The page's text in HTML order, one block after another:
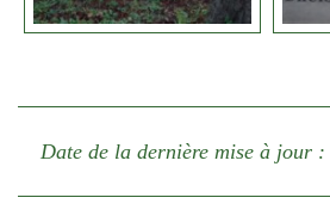
Date de la dernière mise à jour :